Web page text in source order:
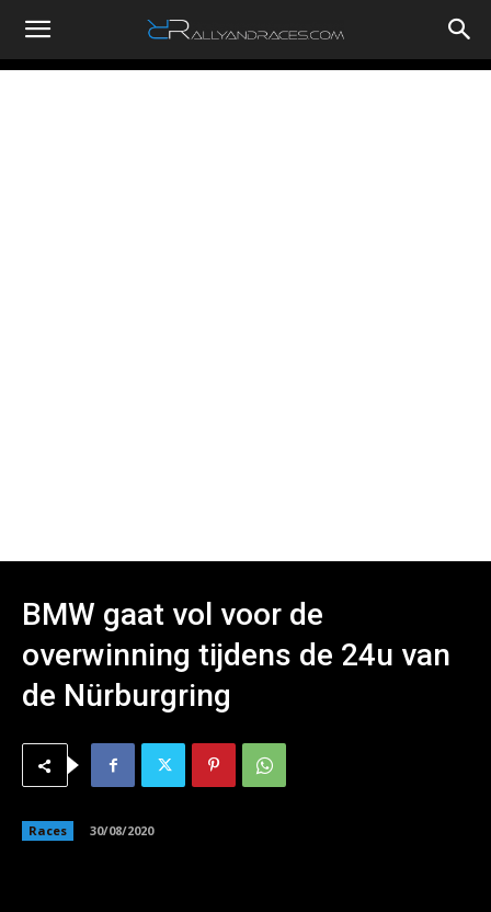
RallyandRaces.com
BMW gaat vol voor de
overwinning tijdens de 24u van
de Nürburgring
Races 30/08/2020